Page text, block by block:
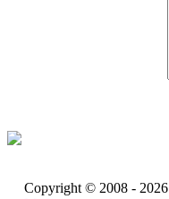
Copyright © 2008 - 2026